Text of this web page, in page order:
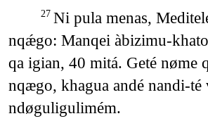
27 Ni pula menas,
nqǽgo: Manqei àbizimu-
qa igian, 40 mitá. Geté nøme
nqægo, khagua andé nandi-
ndøguligulimém.